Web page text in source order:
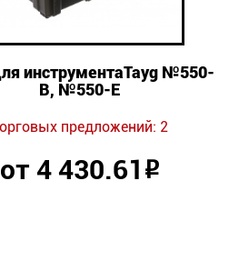
инструментаTayg №550-
B, №550-E
предложений: 2
от 4 430.61 Р